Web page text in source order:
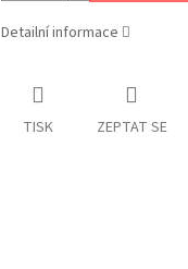
Detailní informace
TISK ZEPTAT SE